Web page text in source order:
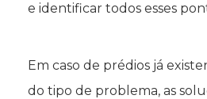
e identificar todos esses
Em caso de prédios já
do tipo de problema, as